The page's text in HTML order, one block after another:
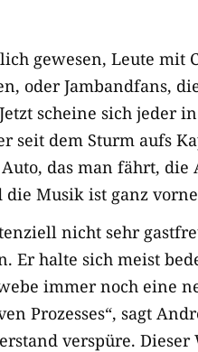
gewesen, Leute mit
oder Jambandfans,
scheine sich jeder
seit dem Sturm aufs
das man fährt,
die Musik ist ganz vorne
nicht sehr
Er halte sich meist
immer noch eine
Prozesses“, sagt
verspüre. Dieser